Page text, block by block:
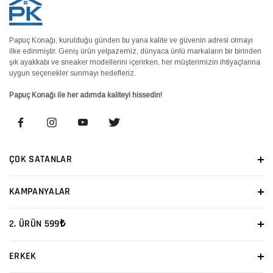
Papuç Konağı, kurulduğu günden bu yana kalite ve güvenin adresi olmayı
ilke edinmiştir. Geniş ürün yelpazemiz, dünyaca ünlü markaların bir birinden
şık ayakkabı ve sneaker modellerini içerirken, her müşterimizin ihtiyaçlarına
uygun seçenekler sunmayı hedefleriz.
Papuç Konağı ile her adımda kaliteyi hissedin!
ÇOK SATANLAR
KAMPANYALAR
2. ÜRÜN 599₺
ERKEK